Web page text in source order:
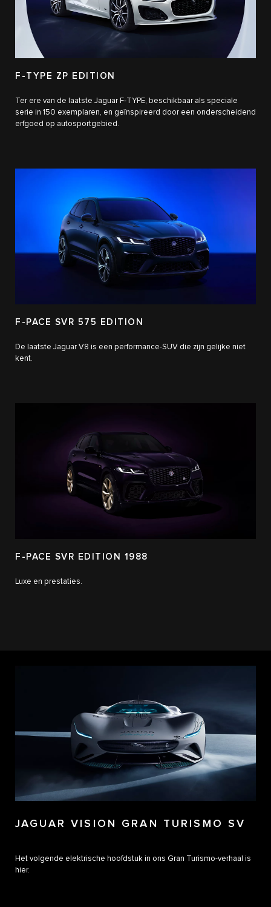
F-TYPE ZP EDITION
Ter ere van de laatste Jaguar F-TYPE, beschikbaar als speciale
serie in 150 exemplaren, en geïnspireerd door een onderscheidend
erfgoed op autosportgebied.
F-PACE SVR 575 EDITION
De laatste Jaguar V8 is een performance-SUV die zijn gelijke niet
kent.
F-PACE SVR EDITION 1988
Luxe en prestaties.
JAGUAR VISION GRAN TURISMO SV
Het volgende elektrische hoofdstuk in ons Gran Turismo-verhaal is
hier.